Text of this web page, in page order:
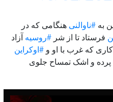
به #ناوالنی هنگامی که در
فرستاد تا از شر #روسیه آزاد
که غرب با او و #اوکراین
پرده و اشک تمساح جلوی